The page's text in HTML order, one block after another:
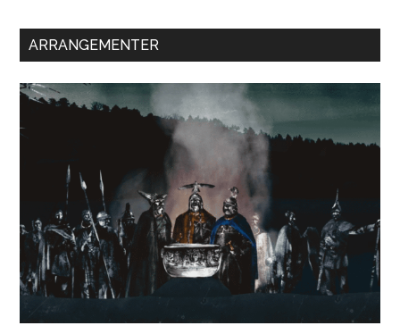
ARRANGEMENTER